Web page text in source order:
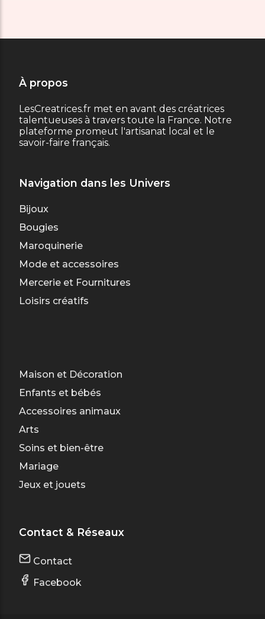
À propos
LesCreatrices.fr met en avant des créatrices
talentueuses à travers toute la France. Notre
plateforme promeut l'artisanat local et le
savoir-faire français.
Navigation dans les Univers
Bijoux
Bougies
Maroquinerie
Mode et accessoires
Mercerie et Fournitures
Loisirs créatifs
Maison et Décoration
Enfants et bébés
Accessoires animaux
Arts
Soins et bien-être
Mariage
Jeux et jouets
Contact & Réseaux
Contact
Facebook